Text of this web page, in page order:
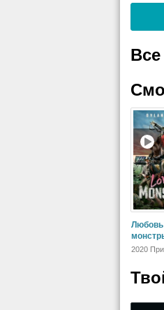
Любовь
2020